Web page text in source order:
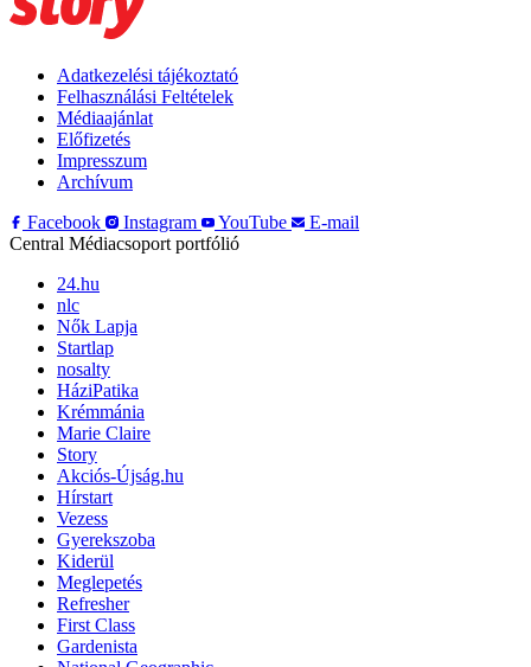
Adatkezelési tájékoztató
Felhasználási Feltételek
Médiaajánlat
Előfizetés
Impresszum
Archívum
Facebook
Instagram YouTube
E-mail
Central Médiacsoport portfólió
24.hu
nlc
Nők Lapja
Startlap
nosalty
HáziPatika
Krémmánia
Marie Claire
Story
Akciós-Újság.hu
Hírstart
Vezess
Gyerekszoba
Kiderül
Meglepetés
Refresher
First Class
Gardenista